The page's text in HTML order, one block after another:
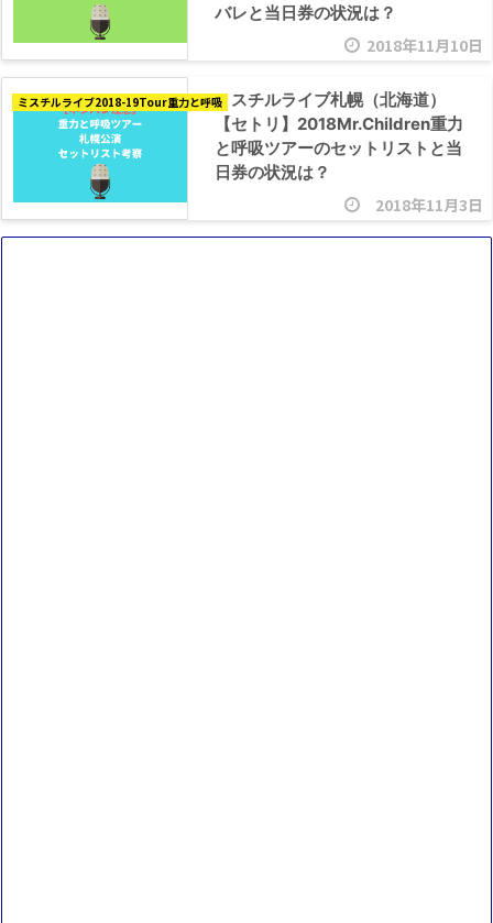
2018年11月10日
バレと当日券の状況は？
2018年11月3日
ミスチルライブ2018-19Tour重力と呼吸ミスチルライブ札幌（北海道）
【セトリ】2018Mr.Children重力
と呼吸ツアーのセットリストと当
日券の状況は？